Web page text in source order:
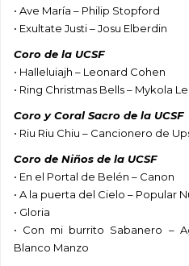
• Ave María – Philip Stopford
• Exultate Justi – Josu Elberdin
Coro de la UCSF
• Halleluiajh – Leonard Cohen
• Ring Christmas Bells – Mykola
Coro y Coral Sacro de la UCSF
• Riu Riu Chiu – Cancionero de
Coro de Niños de la UCSF
• En el Portal de Belén – Canon
• A la puerta del Cielo – Popular
• Gloria
• Con mi burrito Sabanero –
Blanco Manzo